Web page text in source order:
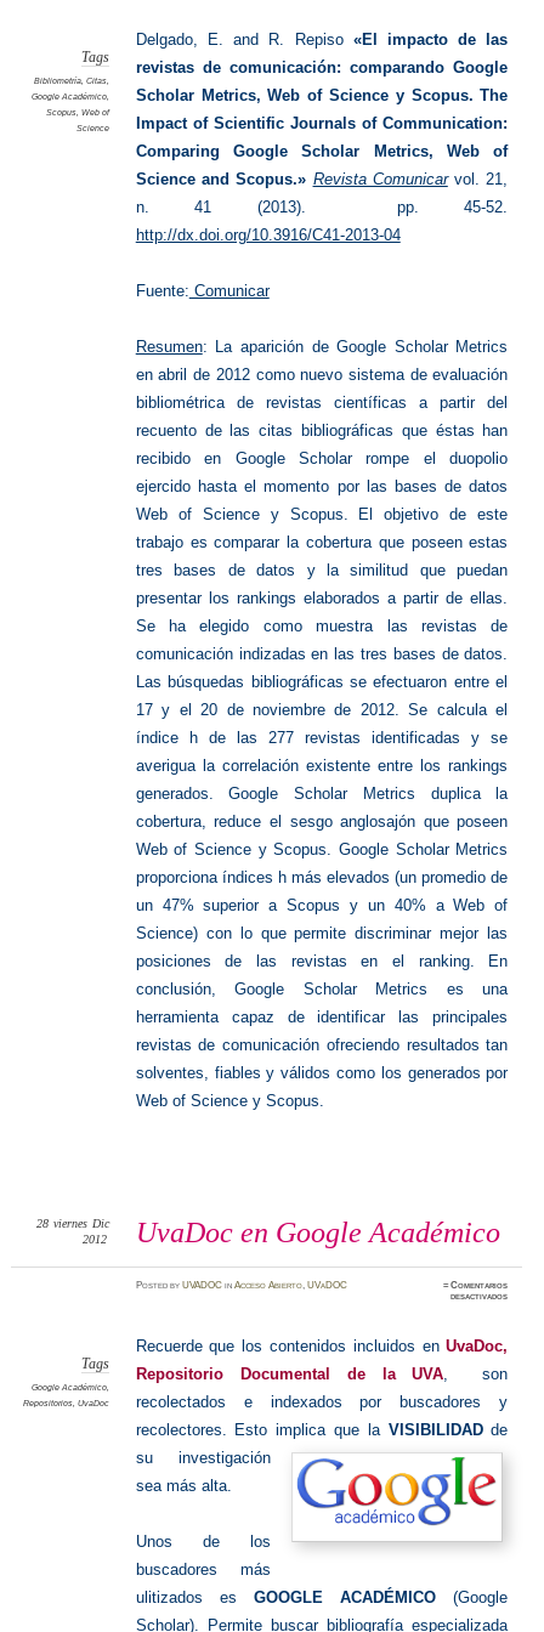
Tags
Bibliometría, Citas,
Google Académico,
Scopus, Web of
Science
Delgado, E. and R. Repiso «El impacto de las
revistas de comunicación: comparando Google
Scholar Metrics, Web of Science y Scopus. The
Impact of Scientific Journals of Communication:
Comparing Google Scholar Metrics, Web of
Science and Scopus.» Revista Comunicarvol. 21,
n. 41 (2013). pp. 45-52.
http://dx.doi.org/10.3916/C41-2013-04
Fuente: Comunicar
Resumen: La aparición de Google Scholar Metrics
en abril de 2012 como nuevo sistema de evaluación
bibliométrica de revistas científicas a partir del
recuento de las citas bibliográficas que éstas han
recibido en Google Scholar rompe el duopolio
ejercido hasta el momento por las bases de datos
Web of Science y Scopus. El objetivo de este
trabajo es comparar la cobertura que poseen estas
tres bases de datos y la similitud que puedan
presentar los rankings elaborados a partir de ellas.
Se ha elegido como muestra las revistas de
comunicación indizadas en las tres bases de datos.
Las búsquedas bibliográficas se efectuaron entre el
17 y el 20 de noviembre de 2012. Se calcula el
índice h de las 277 revistas identificadas y se
averigua la correlación existente entre los rankings
generados. Google Scholar Metrics duplica la
cobertura, reduce el sesgo anglosajón que poseen
Web of Science y Scopus. Google Scholar Metrics
proporciona índices h más elevados (un promedio de
un 47% superior a Scopus y un 40% a Web of
Science) con lo que permite discriminar mejor las
posiciones de las revistas en el ranking. En
conclusión, Google Scholar Metrics es una
herramienta capaz de identificar las principales
revistas de comunicación ofreciendo resultados tan
solventes, fiables y válidos como los generados por
Web of Science y Scopus.
UvaDoc en Google Académico
28 viernes Dic
2012
PostedbyUVADOC inAcceso Abierto,UVaDOC ≈Comentarios
desactivadosen
Tags
Google Académico,
Repositorios, UvaDoc
Recuerde que los contenidos incluidos enUvaDoc,
Repositorio Documental de la UVA, son
recolectados e indexados por buscadores y
recolectores. Esto implica que la VISIBILIDADde
su investigación
sea más alta.
Unos de los
buscadores más
ulitizados esGOOGLE ACADÉMICO (Google
Scholar). Permite buscar bibliografía especializada